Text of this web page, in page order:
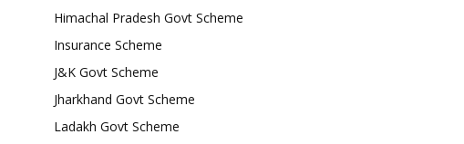
Himachal Pradesh Govt Scheme
Insurance Scheme
J&K Govt Scheme
Jharkhand Govt Scheme
Ladakh Govt Scheme